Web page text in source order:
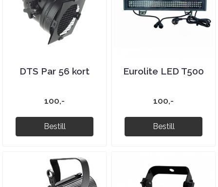
DTS Par 56 kort
100,-
Bestill
Eurolite LED T500
100,-
Bestill